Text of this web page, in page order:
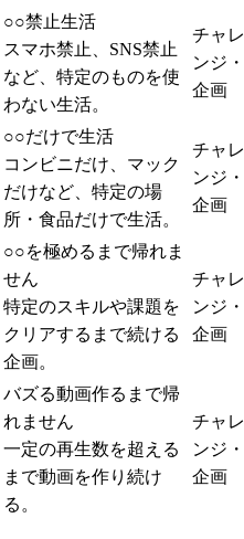
○○禁止生活
スマホ禁止、SNS禁止
など、特定のものを使
わない生活。
チャレ
ンジ・
企画
○○だけで生活
コンビニだけ、マック
だけなど、特定の場
所・食品だけで生活。
チャレ
ンジ・
企画
○○を極めるまで帰れま
せん
特定のスキルや課題を
クリアするまで続ける
企画。
チャレ
ンジ・
企画
バズる動画作るまで帰
れません
一定の再生数を超える
まで動画を作り続け
る。
チャレ
ンジ・
企画